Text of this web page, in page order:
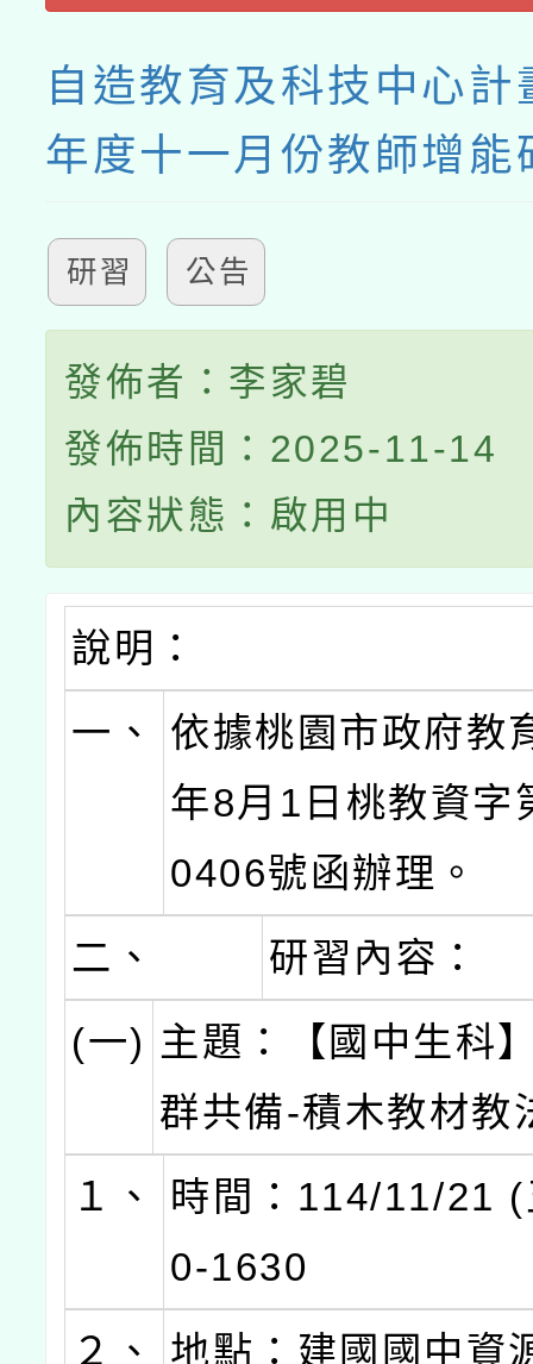
自造教育及科技中心
年度十一月份教師增能
研習 公告
發佈者：李家碧
發佈時間：2025-11-14
內容狀態：啟用中
說明：
一、
依據桃園市政府教
年8月1日桃教資字
0406號函辦理。
二、
研習內容：
(一) 主題：【國中生科
群共備-積木教材教
１、
時間：114/11/21
0-1630
２、
地點：建國國中資